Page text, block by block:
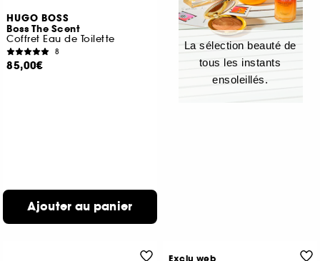
HUGO BOSS
Boss The Scent
Coffret Eau de Toilette
8
85,00€
Ajouter au panier
La sélection beauté de
tous les instants
ensoleillés.